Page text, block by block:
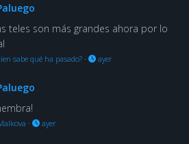
teles son más grandes ahora por lo
sabe qué ha pasado? · ayer
· ayer